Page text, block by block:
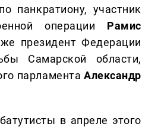
панкратиону, участник
операции Рамис
президент Федерации
Самарской области,
парламентаАлександр
в апреле этого